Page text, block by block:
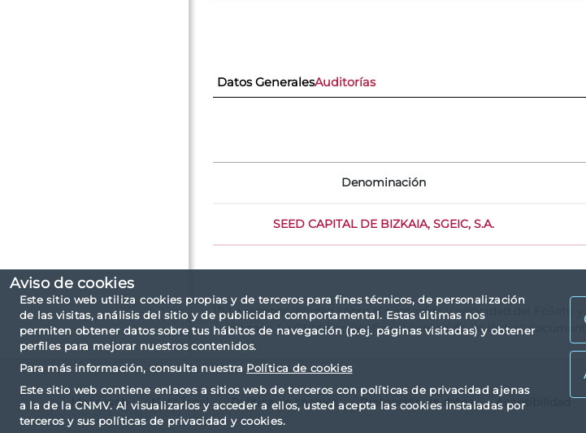
Aviso de cookies
Este sitio web utiliza cookies propias y de terceros para fines técnicos, de personalización
de las visitas, análisis del sitio y de publicidad comportamental. Estas últimas nos
permiten obtener datos sobre tus hábitos de navegación (p.ej. páginas visitadas) y obtener
perfiles para mejorar nuestros contenidos.
Para más información, consulta nuestra Política de cookies
Este sitio web contiene enlaces a sitios web de terceros con políticas de privacidad ajenas
a la de la CNMV. Al visualizarlos y acceder a ellos, usted acepta las cookies instaladas por
terceros y sus políticas de privacidad y cookies.
Datos GeneralesAuditorías
Denominación
SEED CAPITAL DE BIZKAIA, SGEIC, S.A.
(*) La responsabilidad sobre el contenido y veracidad del Folleto
en su caso. La CNMV no verifica el contenido de dichos
Mapa web Nota legal Política de cookies Protección de datos Accesibilidad